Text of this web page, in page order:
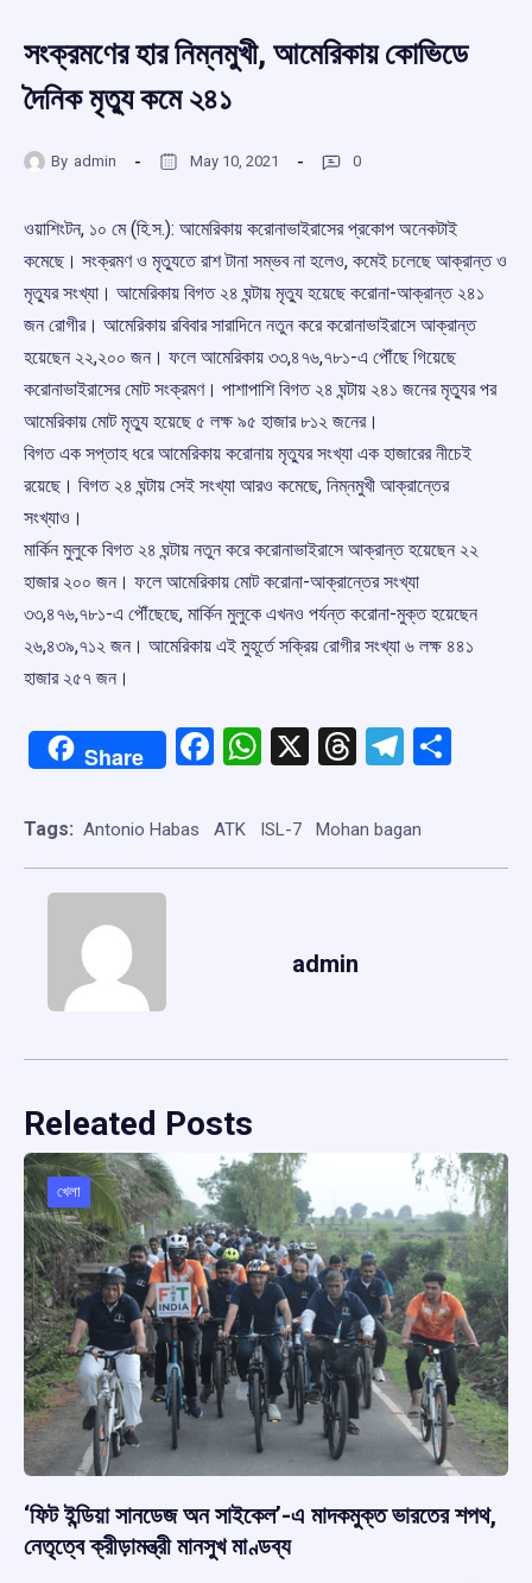
সংক্রমণের হার নিম্নমুখী, আমেরিকায় কোভিডে
দৈনিক মৃত্যু কমে ২৪১
By admin May 10, 2021 0
ওয়াশিংটন, ১০ মে (হি.স.): আমেরিকায় করোনাভাইরাসের প্রকোপ অনেকটাই
কমেছে। সংক্রমণ ও মৃত্যুতে রাশ টানা সম্ভব না হলেও, কমেই চলেছে আক্রান্ত ও
মৃত্যুর সংখ্যা। আমেরিকায় বিগত ২৪ ঘন্টায় মৃত্যু হয়েছে করোনা-আক্রান্ত ২৪১
জন রোগীর। আমেরিকায় রবিবার সারাদিনে নতুন করে করোনাভাইরাসে আক্রান্ত
হয়েছেন ২২,২০০ জন। ফলে আমেরিকায় ৩৩,৪৭৬,৭৮১-এ পৌঁছে গিয়েছে
করোনাভাইরাসের মোট সংক্রমণ। পাশাপাশি বিগত ২৪ ঘন্টায় ২৪১ জনের মৃত্যুর পর
আমেরিকায় মোট মৃত্যু হয়েছে ৫ লক্ষ ৯৫ হাজার ৮১২ জনের।
বিগত এক সপ্তাহ ধরে আমেরিকায় করোনায় মৃত্যুর সংখ্যা এক হাজারের নীচেই
রয়েছে। বিগত ২৪ ঘন্টায় সেই সংখ্যা আরও কমেছে, নিম্নমুখী আক্রান্তের
সংখ্যাও।
মার্কিন মুলুকে বিগত ২৪ ঘন্টায় নতুন করে করোনাভাইরাসে আক্রান্ত হয়েছেন ২২
হাজার ২০০ জন। ফলে আমেরিকায় মোট করোনা-আক্রান্তের সংখ্যা
৩৩,৪৭৬,৭৮১-এ পৌঁছেছে, মার্কিন মুলুকে এখনও পর্যন্ত করোনা-মুক্ত হয়েছেন
২৬,৪৩৯,৭১২ জন। আমেরিকায় এই মুহূর্তে সক্রিয় রোগীর সংখ্যা ৬ লক্ষ ৪৪১
হাজার ২৫৭ জন।
Share Facebook
WhatsApp
X Threads
Tags: Antonio Habas ATK ISL-7 Mohan bagan
admin
Releated Posts
খেলা
‘ফিট ইন্ডিয়া সানডেজ অন সাইকেল’-এ মাদকমুক্ত ভারতের শপথ,
নেতৃত্বে ক্রীড়ামন্ত্রী মানসুখ মাণ্ডব্য